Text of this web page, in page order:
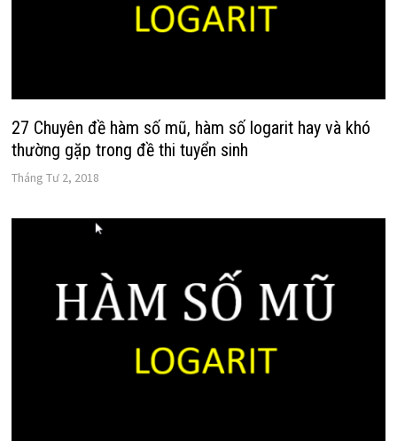
27 Chuyên đề hàm số mũ, hàm số logarit hay và khó
thường gặp trong đề thi tuyển sinh
Tháng Tư 2, 2018